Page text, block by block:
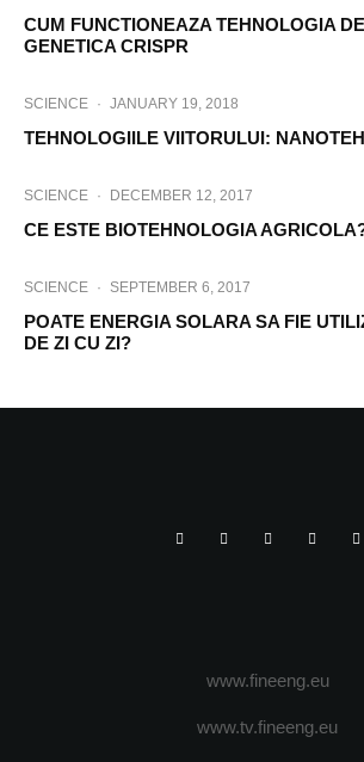
CUM FUNCTIONEAZA TEHNOLOGIA
GENETICA CRISPR
SCIENCE · JANUARY 19, 2018
TEHNOLOGIILE VIITORULUI:
SCIENCE · DECEMBER 12, 2017
CE ESTE BIOTEHNOLOGIA
SCIENCE · SEPTEMBER 6, 2017
POATE ENERGIA SOLARA SA FIE
DE ZI CU ZI?
www.fineeng.eu
www.tv.fineeng.eu